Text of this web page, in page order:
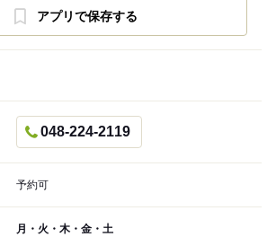
アプリで保存する
048-224-2119
予約可
月・火・木・金・土